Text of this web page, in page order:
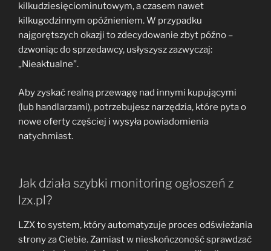
kilkudziesięciominutowym, a czasem nawet
kilkugodzinnym opóźnieniem. W przypadku
najgorętszych okazji to zdecydowanie zbyt późno –
dzwoniąc do sprzedawcy, usłyszysz zazwyczaj:
„Nieaktualne”.
Aby zyskać realną przewagę nad innymi kupującymi
(lub handlarzami), potrzebujesz narzędzia, które pyta o
nowe oferty częściej i wysyła powiadomienia
natychmiast.
Jak działa szybki monitoring ogłoszeń z
lzx.pl?
LZX to system, który automatyzuje proces odświeżania
strony za Ciebie. Zamiast w nieskończoność sprawdzać